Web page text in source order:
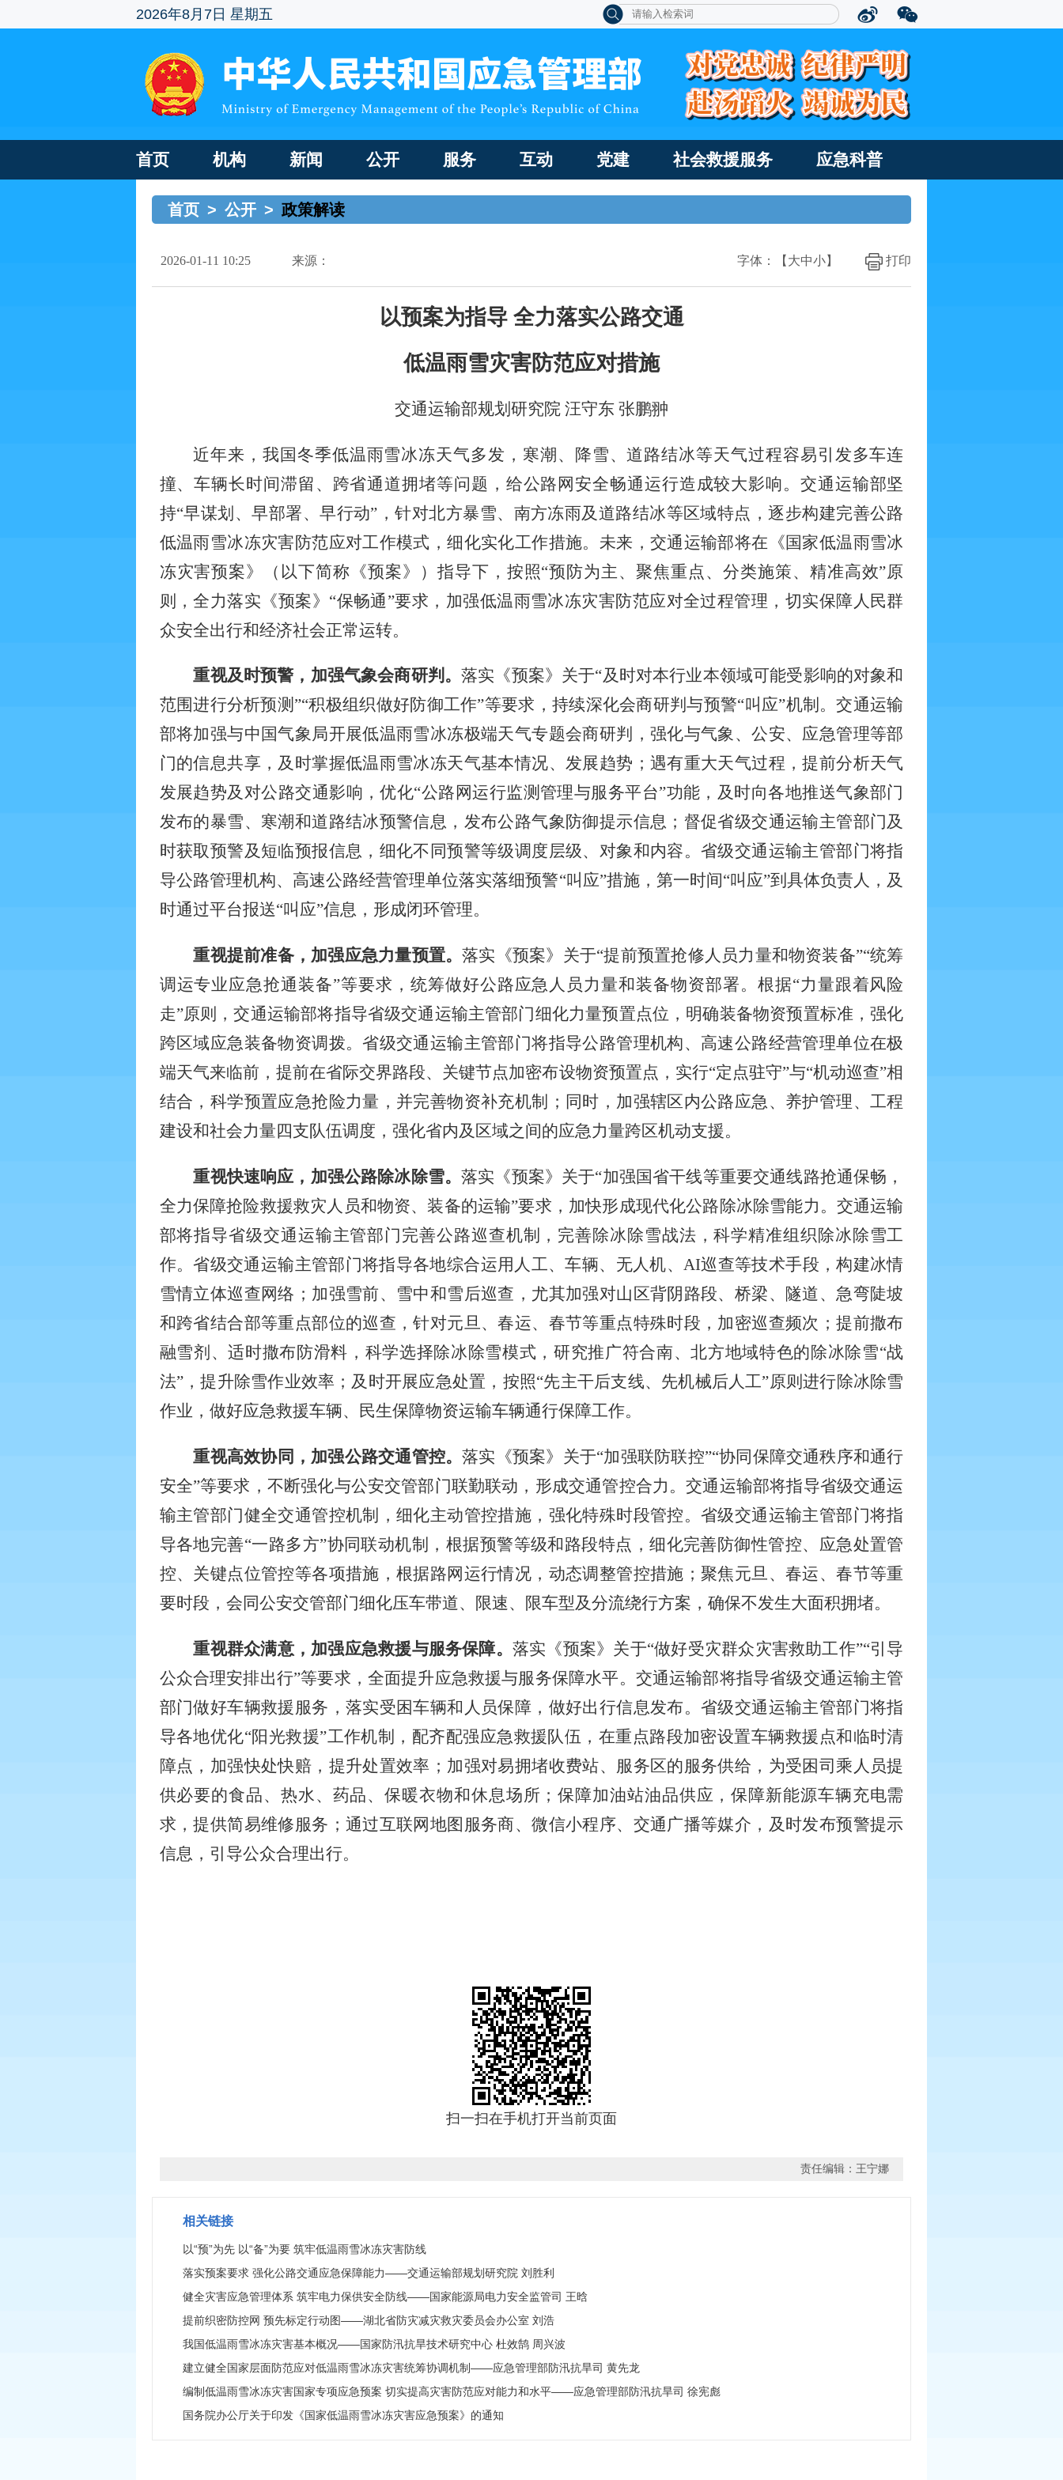
2026年8月7日 星期五
首页 机构 新闻 公开 服务 互动 党建 社会救援服务 应急科普
首页 > 公开 > 政策解读
2026-01-11 10:25 来源： 打印
字体：【 大中小】
以预案为指导 全力落实公路交通
低温雨雪灾害防范应对措施
交通运输部规划研究院 汪守东 张鹏翀
近年来，我国冬季低温雨雪冰冻天气多发，寒潮、降雪、道路结冰等天气过程容易引发多车连
撞、车辆长时间滞留、跨省通道拥堵等问题，给公路网安全畅通运行造成较大影响。交通运输部坚
持“早谋划、早部署、早行动”，针对北方暴雪、南方冻雨及道路结冰等区域特点，逐步构建完善公路
低温雨雪冰冻灾害防范应对工作模式，细化实化工作措施。未来，交通运输部将在《国家低温雨雪冰
冻灾害预案》（以下简称《预案》）指导下，按照“预防为主、聚焦重点、分类施策、精准高效”原
则，全力落实《预案》“保畅通”要求，加强低温雨雪冰冻灾害防范应对全过程管理，切实保障人民群
众安全出行和经济社会正常运转。
重视及时预警，加强气象会商研判。落实《预案》关于“及时对本行业本领域可能受影响的对象和
范围进行分析预测”“积极组织做好防御工作”等要求，持续深化会商研判与预警“叫应”机制。交通运输
部将加强与中国气象局开展低温雨雪冰冻极端天气专题会商研判，强化与气象、公安、应急管理等部
门的信息共享，及时掌握低温雨雪冰冻天气基本情况、发展趋势；遇有重大天气过程，提前分析天气
发展趋势及对公路交通影响，优化“公路网运行监测管理与服务平台”功能，及时向各地推送气象部门
发布的暴雪、寒潮和道路结冰预警信息，发布公路气象防御提示信息；督促省级交通运输主管部门及
时获取预警及短临预报信息，细化不同预警等级调度层级、对象和内容。省级交通运输主管部门将指
导公路管理机构、高速公路经营管理单位落实落细预警“叫应”措施，第一时间“叫应”到具体负责人，及
时通过平台报送“叫应”信息，形成闭环管理。
重视提前准备，加强应急力量预置。落实《预案》关于“提前预置抢修人员力量和物资装备”“统筹
调运专业应急抢通装备”等要求，统筹做好公路应急人员力量和装备物资部署。根据“力量跟着风险
走”原则，交通运输部将指导省级交通运输主管部门细化力量预置点位，明确装备物资预置标准，强化
跨区域应急装备物资调拨。省级交通运输主管部门将指导公路管理机构、高速公路经营管理单位在极
端天气来临前，提前在省际交界路段、关键节点加密布设物资预置点，实行“定点驻守”与“机动巡查”相
结合，科学预置应急抢险力量，并完善物资补充机制；同时，加强辖区内公路应急、养护管理、工程
建设和社会力量四支队伍调度，强化省内及区域之间的应急力量跨区机动支援。
重视快速响应，加强公路除冰除雪。落实《预案》关于“加强国省干线等重要交通线路抢通保畅，
全力保障抢险救援救灾人员和物资、装备的运输”要求，加快形成现代化公路除冰除雪能力。交通运输
部将指导省级交通运输主管部门完善公路巡查机制，完善除冰除雪战法，科学精准组织除冰除雪工
作。省级交通运输主管部门将指导各地综合运用人工、车辆、无人机、AI巡查等技术手段，构建冰情
雪情立体巡查网络；加强雪前、雪中和雪后巡查，尤其加强对山区背阴路段、桥梁、隧道、急弯陡坡
和跨省结合部等重点部位的巡查，针对元旦、春运、春节等重点特殊时段，加密巡查频次；提前撒布
融雪剂、适时撒布防滑料，科学选择除冰除雪模式，研究推广符合南、北方地域特色的除冰除雪“战
法”，提升除雪作业效率；及时开展应急处置，按照“先主干后支线、先机械后人工”原则进行除冰除雪
作业，做好应急救援车辆、民生保障物资运输车辆通行保障工作。
重视高效协同，加强公路交通管控。落实《预案》关于“加强联防联控”“协同保障交通秩序和通行
安全”等要求，不断强化与公安交管部门联勤联动，形成交通管控合力。交通运输部将指导省级交通运
输主管部门健全交通管控机制，细化主动管控措施，强化特殊时段管控。省级交通运输主管部门将指
导各地完善“一路多方”协同联动机制，根据预警等级和路段特点，细化完善防御性管控、应急处置管
控、关键点位管控等各项措施，根据路网运行情况，动态调整管控措施；聚焦元旦、春运、春节等重
要时段，会同公安交管部门细化压车带道、限速、限车型及分流绕行方案，确保不发生大面积拥堵。
重视群众满意，加强应急救援与服务保障。 落实《预案》关于“做好受灾群众灾害救助工作”“引导
公众合理安排出行”等要求，全面提升应急救援与服务保障水平。交通运输部将指导省级交通运输主管
部门做好车辆救援服务，落实受困车辆和人员保障，做好出行信息发布。省级交通运输主管部门将指
导各地优化“阳光救援”工作机制，配齐配强应急救援队伍，在重点路段加密设置车辆救援点和临时清
障点，加强快处快赔，提升处置效率；加强对易拥堵收费站、服务区的服务供给，为受困司乘人员提
供必要的食品、热水、药品、保暖衣物和休息场所；保障加油站油品供应，保障新能源车辆充电需
求，提供简易维修服务；通过互联网地图服务商、微信小程序、交通广播等媒介，及时发布预警提示
信息，引导公众合理出行。
扫一扫在手机打开当前页面
责任编辑：王宁娜
相关链接
以“预”为先 以“备”为要 筑牢低温雨雪冰冻灾害防线
落实预案要求 强化公路交通应急保障能力——交通运输部规划研究院 刘胜利
健全灾害应急管理体系 筑牢电力保供安全防线——国家能源局电力安全监管司 王晗
提前织密防控网 预先标定行动图——湖北省防灾减灾救灾委员会办公室 刘浩
我国低温雨雪冰冻灾害基本概况——国家防汛抗旱技术研究中心 杜效鹄 周兴波
建立健全国家层面防范应对低温雨雪冰冻灾害统筹协调机制——应急管理部防汛抗旱司 黄先龙
编制低温雨雪冰冻灾害国家专项应急预案 切实提高灾害防范应对能力和水平——应急管理部防汛抗旱司 徐宪彪
国务院办公厅关于印发《国家低温雨雪冰冻灾害应急预案》的通知